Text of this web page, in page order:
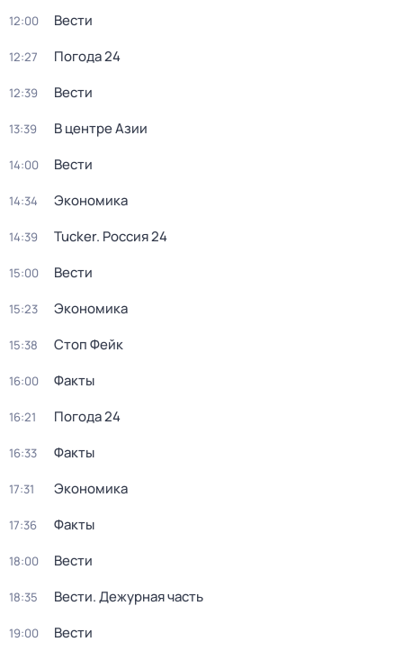
12:00 Вести
12:27 Погода 24
12:39 Вести
13:39 В центре Азии
14:00 Вести
14:34 Экономика
14:39 Tucker. Россия 24
15:00 Вести
15:23 Экономика
15:38 Стоп Фейк
16:00 Факты
16:21 Погода 24
16:33 Факты
17:31 Экономика
17:36 Факты
18:00 Вести
18:35 Вести. Дежурная часть
19:00 Вести